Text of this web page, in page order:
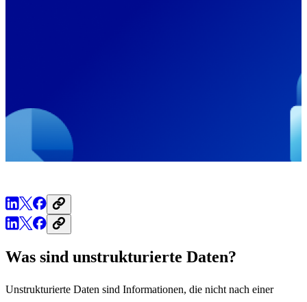
Was sind unstrukturierte Daten?
Unstrukturierte Daten sind Informationen, die nicht nach einer